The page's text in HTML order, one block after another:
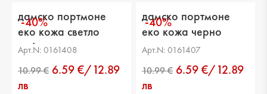
-40%
дамско портмоне
еко кожа светло
кафяво
Арт.N: 0161408
6.59 €/12.89
лв
-40%
дамско портмоне
еко кожа черно
Арт.N: 0161407
6.59 €/12.89
лв